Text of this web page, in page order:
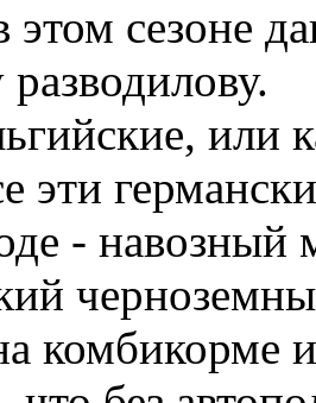
сезоне
или
эти
- навозный
комбикорме